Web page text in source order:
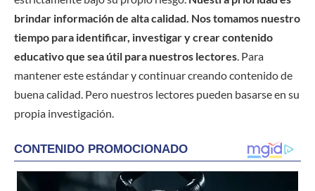
brindar información de alta calidad. Nos tomamos nuestro
tiempo para identificar, investigar y crear contenido
educativo que sea útil para nuestros lectores. Para
mantener este estándar y continuar creando contenido de
buena calidad. Pero nuestros lectores pueden basarse en su
propia investigación.